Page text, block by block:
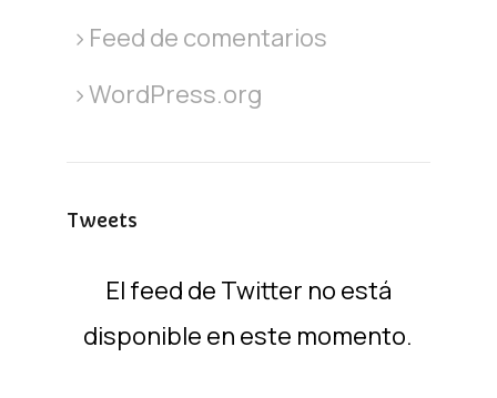
Feed de comentarios
WordPress.org
Tweets
El feed de Twitter no está
disponible en este momento.